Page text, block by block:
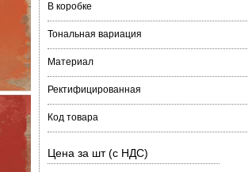
В коробке
Тональная вариация
Материал
Ректифицированная
Код товара
Цена за шт (с НДС)